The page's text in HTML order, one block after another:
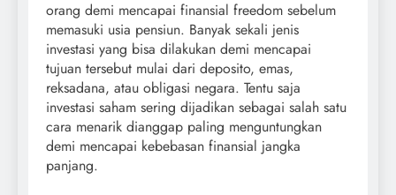
orang demi mencapai finansial freedom sebelum
memasuki usia pensiun. Banyak sekali jenis
investasi yang bisa dilakukan demi mencapai
tujuan tersebut mulai dari deposito, emas,
reksadana, atau obligasi negara. Tentu saja
investasi saham sering dijadikan sebagai salah satu
cara menarik dianggap paling menguntungkan
demi mencapai kebebasan finansial jangka
panjang.